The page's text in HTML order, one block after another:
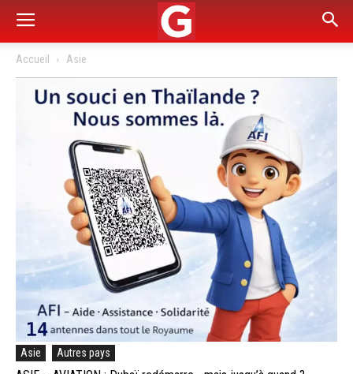
Accueil Asie
Asie Autres pays